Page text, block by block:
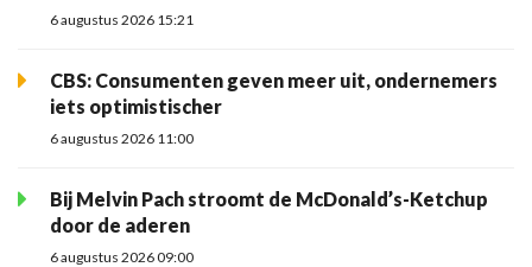
6 augustus 2026 15:21
CBS: Consumenten geven meer uit, ondernemers
iets optimistischer
6 augustus 2026 11:00
Bij Melvin Pach stroomt de McDonald’s-Ketchup
door de aderen
6 augustus 2026 09:00